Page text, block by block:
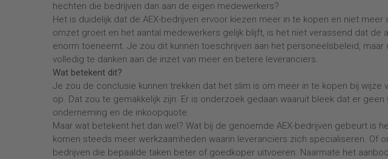
hechten die bedrijven dan aan de eigen medewerkers?
Het is duidelijk dat de AEX-bedrijven ervoor kiezen meer in te kopen en niet
omzet groeit en het aantal medewerkers gelijk blijft, is het niet verassend dat
enorm toeneemt. Je zou dit kunnen toeschrijven aan het personeelsbeleid, maar
volledig te danken aan de inzet van meer en betere leveranciers.
Wat betekent dit?
Je zou de conclusie kunnen trekken dat het slim is om meer in te kopen bij wijze
op. Dat zou te gemakkelijk zijn. Er is onderzoek gedaan waaruit bleek dat er
onderneming en de inkoopquote.
Maar wat betekent het dan wel? Wat bij de genoemde AEX-bedrijven gebeurt is
komen steeds meer werkzaamheden waarin leveranciers zich specialiseren. Of
bedrijven die bepaalde taken beter of goedkoper uitvoeren. Naarmate het